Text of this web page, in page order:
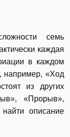
семь
каждая
в каждом
например, «Ход
из других
«Прорыв»,
описание